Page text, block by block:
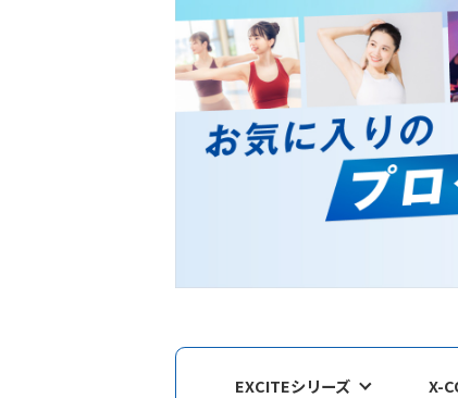
EXCITEシリーズ X-